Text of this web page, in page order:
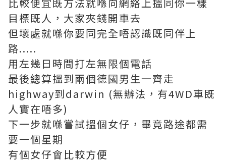
目標既人，大家夾錢開車去
但壞處就喺你要同完全唔認識既同伴上
路.....
用左幾日時間打左無限個電話
最後總算搵到兩個德國男生一齊走
highway到darwin (無辦法，有4WD車既
人實在唔多)
下一步就喺嘗試搵個女仔，畢竟路途都需
要一個星期
有個女仔會比較方便